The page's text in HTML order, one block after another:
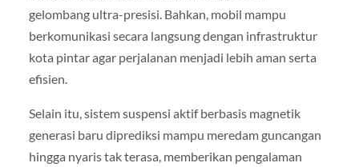
gelombang ultra-presisi. Bahkan, mobil mampu
berkomunikasi secara langsung dengan infrastruktur
kota pintar agar perjalanan menjadi lebih aman serta
efisien.
Selain itu, sistem suspensi aktif berbasis magnetik
generasi baru diprediksi mampu meredam guncangan
hingga nyaris tak terasa, memberikan pengalaman